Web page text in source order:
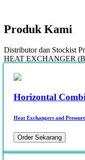
Produk Kami
Distributor dan Stockist
HEAT EXCHANGER
Horizontal
Heat Exchangers and Pressure
Order Sekarang